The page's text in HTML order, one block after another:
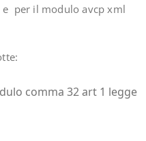
per il modulo avcp xml
comma 32 art 1 legge